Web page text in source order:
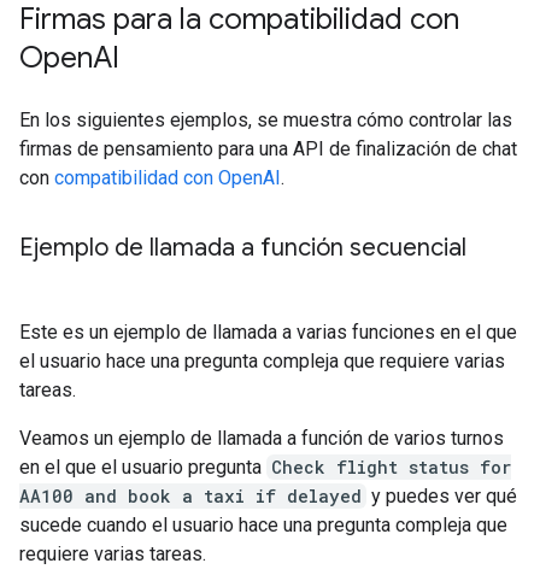
Firmas para la compatibilidad con
OpenAI
En los siguientes ejemplos, se muestra cómo controlar las
firmas de pensamiento para una API de finalización de chat
con compatibilidad con OpenAI.
Ejemplo de llamada a función secuencial
Este es un ejemplo de llamada a varias funciones en el que
el usuario hace una pregunta compleja que requiere varias
tareas.
Veamos un ejemplo de llamada a función de varios turnos
en el que el usuario pregunta Check flight status for
AA100 and book a taxi if delayed y puedes ver qué
sucede cuando el usuario hace una pregunta compleja que
requiere varias tareas.